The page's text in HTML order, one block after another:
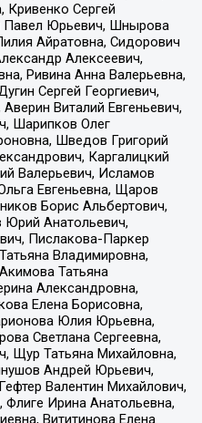
Кривенко Сергей
Павел Юрьевич, Шнырова
Айратовна, Сидорович
Алексеевич,
Ривина Анна Валерьевна,
Сергей Георгиевич,
Виталий Евгеньевич,
Шарипков Олег
Шведов Григорий
Каргалицкий
Валерьевич, Исламов
Евгеньевна, Щаров
Борис Альбертович,
Юрий Анатольевич,
Пислакова-Паркер
Владимировна,
Татьяна
Александровна,
Елена Борисовна,
Юлия Юрьевна,
Светлана Сергеевна,
Щур Татьяна Михайловна,
Андрей Юрьевич,
Валентин Михайлович,
Ирина Анатольевна,
Вититинова Елена